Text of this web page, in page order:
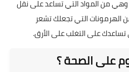
وهي من المواد التي تساعد على نقل
التي تجعلك تشعر
تساعدك على التغلب على الأرق.
على الصحة ؟